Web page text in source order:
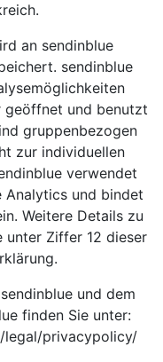
an sendinblue
sendinblue
geöffnet und benutzt
gruppenbezogen
zur individuellen
verwendet
Analytics und bindet
Weitere Details zu
unter Ziffer 12 dieser
und dem
finden Sie unter:
legal/privacypolicy/